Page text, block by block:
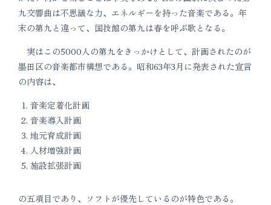
九交響曲は不思議な力、エネルギーを持った音楽である。年
末の第九と違って、国技館の第九は春を呼ぶ歌となる。
実はこの5000人の第九をきっかけとして、計画されたのが
墨田区の音楽都市構想である。昭和63年3月に発表された宣言
の内容は、
音楽定着化計画
音楽導入計画
地元育成計画
人材増強計画
施設拡張計画
の五項目であり、ソフトが優先しているのが特色である。